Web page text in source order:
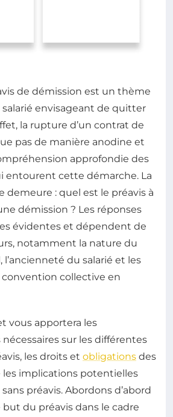
de démission est un thème
envisageant de quitter
la rupture d’un contrat de
pas de manière anodine et
approfondie des
entourent cette démarche. La
demeure : quel est le préavis à
démission ? Les réponses
évidentes et dépendent de
notamment la nature du
l’ancienneté du salarié et les
collective en
vous apportera les
sur les différentes
les droits et obligations des
les implications potentielles
préavis. Abordons d’abord
du préavis dans le cadre